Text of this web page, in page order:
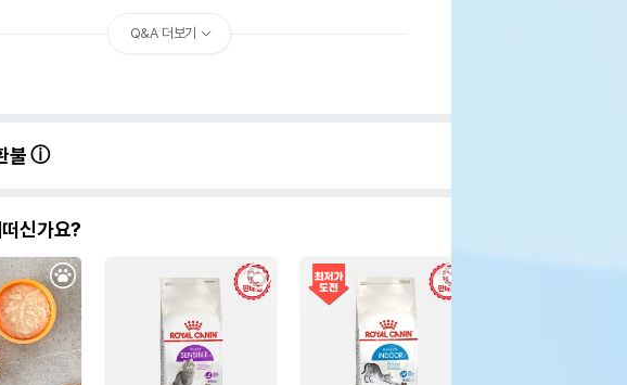
Q&A 더보기
불
신가요?